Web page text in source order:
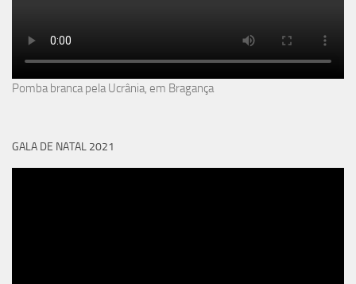
Pomba branca pela Ucrânia, em Bragança
GALA DE NATAL 2021